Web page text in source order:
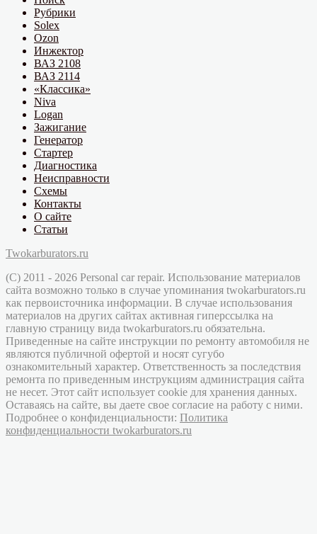
Рубрики
Solex
Ozon
Инжектор
ВАЗ 2108
ВАЗ 2114
«Классика»
Niva
Logan
Зажигание
Генератор
Стартер
Диагностика
Неисправности
Схемы
Контакты
О сайте
Статьи
Twokarburators.ru
(C) 2011 - 2026 Personal car repair. Использование материалов
сайта возможно только в случае упоминания twokarburators.ru
как первоисточника информации. В случае использования
материалов на других сайтах активная гиперссылка на
главную страницу вида twokarburators.ru обязательна.
Приведенные на сайте инструкции по ремонту автомобиля не
являются публичной офертой и носят сугубо
ознакомительный характер. Ответственность за последствия
ремонта по приведенным инструкциям администрация сайта
не несет. Этот сайт использует cookie для хранения данных.
Оставаясь на сайте, вы даете свое согласие на работу с ними.
Подробнее о конфиденциальности: Политика
конфиденциальности twokarburators.ru